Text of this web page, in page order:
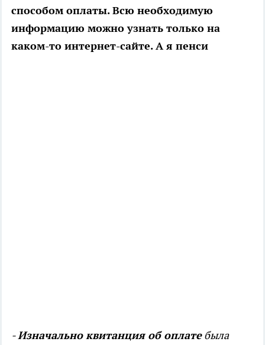
способом оплаты. Всю необходимую
информацию можно узнать только на
каком-то интернет-сайте. А я пенси
-Изначально квитанция об оплатебыла